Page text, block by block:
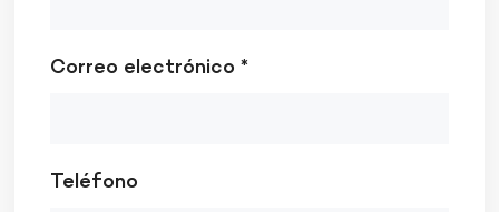
Correo electrónico *
Teléfono